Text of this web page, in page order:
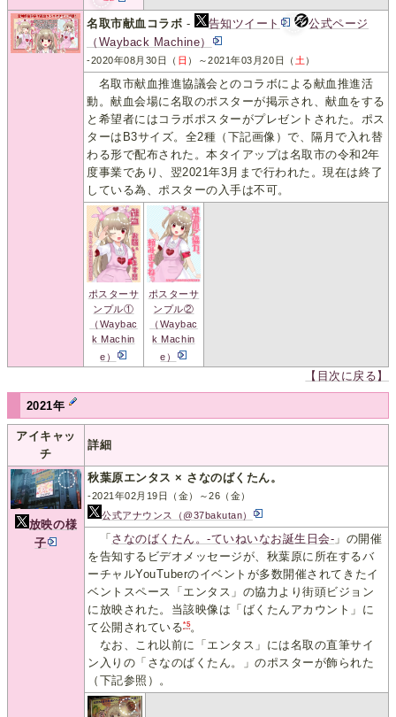
名取市献血コラボ - 告知ツイート
公式ページ
（Wayback Machine）
-2020年08月30日（ 日 ）～2021年03月20日（ 土）
名取市献血推進協議会とのコラボによる献血推進活
動。献血会場に名取のポスターが掲示され、献血をする
と希望者にはコラボポスターがプレゼントされた。ポス
ターはB3サイズ。全2種（下記画像）で、隔月で入れ替
わる形で配布された。本タイアップは名取市の令和2年
度事業であり、翌2021年3月まで行われた。現在は終了
している為、ポスターの入手は不可。
ポスターサ
ンプル①
（Waybac
k Machin
e）
ポスターサ
ンプル②
（Waybac
k Machin
e）
【目次に戻る】
2021年
アイキャッ
チ
詳細
放映の様
子
秋葉原エンタス × さなのばくたん。
-2021年02月19日（金）～26（金）
公式アナウンス（@37bakutan）
「 さなのばくたん。-ていねいなお誕生日会- 」の開催
を告知するビデオメッセージが、秋葉原に所在するバ
ーチャルYouTuberのイベントが多数開催されてきたイ
ベントスペース「エンタス」の協力より街頭ビジョン
に放映された。当該映像は「ばくたんアカウント」に
て公開されている*5。
なお、これ以前に「エンタス」には名取の直筆サイ
ン入りの「さなのばくたん。」のポスターが飾られた
（下記参照）。